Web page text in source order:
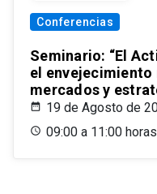
Conferencias
Seminario: “El
el
mercados y
19 de Agosto de
09:00 a 11:00 horas